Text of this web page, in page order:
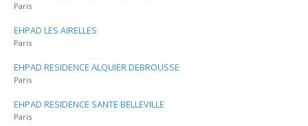
Paris
EHPAD LES AIRELLES
Paris
EHPAD RESIDENCE ALQUIER DEBROUSSE
Paris
EHPAD RESIDENCE SANTE BELLEVILLE
Paris